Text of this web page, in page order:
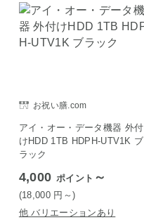
お祝い膳.com
アイ・オー・データ機器 外付
けHDD 1TB HDPH-UTV1K ブ
ラック
4,000 ポイント ～
(18,000 円 ～)
他 バリエーションあり